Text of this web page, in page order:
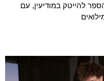
להייטק במודיעין, עם